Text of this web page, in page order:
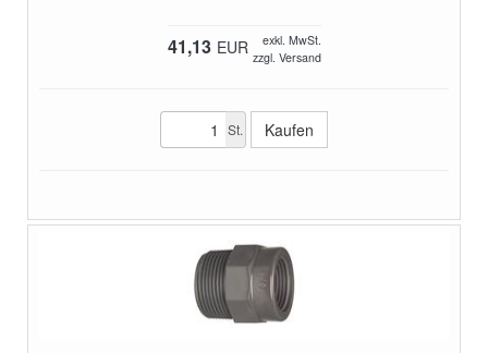
41,13 EUR
exkl. MwSt.
zzgl. Versand
St.